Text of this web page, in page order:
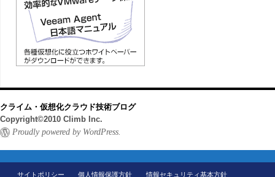
クライム・仮想化クラウド技術ブログ
Copyright©2010 Climb Inc.
Proudly powered by WordPress.
サイトポリシー 個人情報保護方針 情報セキュリティ基本方針